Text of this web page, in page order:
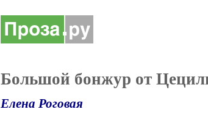
Большой бонжур от
Елена Роговая